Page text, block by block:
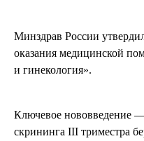
Минздрав России
оказания медицинской
и гинекология».
Ключевое нововведение
скрининга III триместра